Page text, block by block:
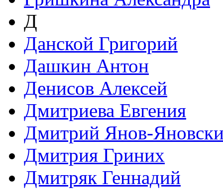
Д
Данской Григорий
Дашкин Антон
Денисов Алексей
Дмитриева Евгения
Дмитрий Янов-
Дмитрия Гриних
Дмитряк Геннадий